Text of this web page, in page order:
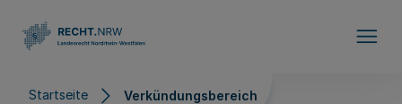
Startseite Verkündungsbereich